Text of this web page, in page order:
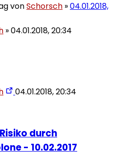
vonSchorsch »04.01.2018,
»04.01.2018, 20:34
04.01.2018, 20:34
durch
- 10.02.2017